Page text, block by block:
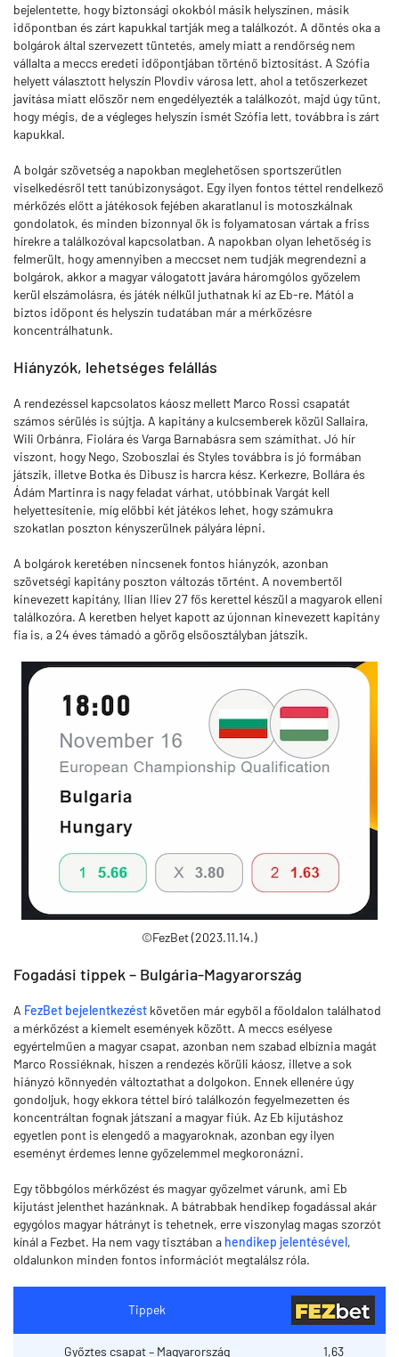
bejelentette, hogy biztonsági okokból másik helyszínen, másik
időpontban és zárt kapukkal tartják meg a találkozót. A döntés oka a
bolgárok által szervezett tüntetés, amely miatt a rendőrség nem
vállalta a meccs eredeti időpontjában történő biztosítást. A Szófia
helyett választott helyszín Plovdiv városa lett, ahol a tetőszerkezet
javítása miatt először nem engedélyezték a találkozót, majd úgy tűnt,
hogy mégis, de a végleges helyszín ismét Szófia lett, továbbra is zárt
kapukkal.
A bolgár szövetség a napokban meglehetősen sportszerűtlen
viselkedésről tett tanúbizonyságot. Egy ilyen fontos téttel rendelkező
mérkőzés előtt a játékosok fejében akaratlanul is motoszkálnak
gondolatok, és minden bizonnyal ők is folyamatosan vártak a friss
hírekre a találkozóval kapcsolatban. A napokban olyan lehetőség is
felmerült, hogy amennyiben a meccset nem tudják megrendezni a
bolgárok, akkor a magyar válogatott javára háromgólos győzelem
kerül elszámolásra, és játék nélkül juthatnak ki az Eb-re. Mától a
biztos időpont és helyszín tudatában már a mérkőzésre
koncentrálhatunk.
Hiányzók, lehetséges felállás
A rendezéssel kapcsolatos káosz mellett Marco Rossi csapatát
számos sérülés is sújtja. A kapitány a kulcsemberek közül Sallaira,
Wili Orbánra, Fiolára és Varga Barnabásra sem számíthat. Jó hír
viszont, hogy Nego, Szoboszlai és Styles továbbra is jó formában
játszik, illetve Botka és Dibusz is harcra kész. Kerkezre, Bollára és
Ádám Martinra is nagy feladat várhat, utóbbinak Vargát kell
helyettesítenie, míg előbbi két játékos lehet, hogy számukra
szokatlan poszton kényszerülnek pályára lépni.
A bolgárok keretében nincsenek fontos hiányzók, azonban
szövetségi kapitány poszton változás történt. A novembertől
kinevezett kapitány, Ilian Iliev 27 fős kerettel készül a magyarok elleni
találkozóra. A keretben helyet kapott az újonnan kinevezett kapitány
fia is, a 24 éves támadó a görög elsőosztályban játszik.
©FezBet (2023.11.14.)
Fogadási tippek – Bulgária-Magyarország
A FezBet bejelentkezést követően már egyből a főoldalon találhatod
a mérkőzést a kiemelt események között. A meccs esélyese
egyértelműen a magyar csapat, azonban nem szabad elbíznia magát
Marco Rossiéknak, hiszen a rendezés körüli káosz, illetve a sok
hiányzó könnyedén változtathat a dolgokon. Ennek ellenére úgy
gondoljuk, hogy ekkora téttel bíró találkozón fegyelmezetten és
koncentráltan fognak játszani a magyar fiúk. Az Eb kijutáshoz
egyetlen pont is elengedő a magyaroknak, azonban egy ilyen
eseményt érdemes lenne győzelemmel megkoronázni.
Egy többgólos mérkőzést és magyar győzelmet várunk, ami Eb
kijutást jelenthet hazánknak. A bátrabbak hendikep fogadással akár
egygólos magyar hátrányt is tehetnek, erre viszonylag magas szorzót
kínál a Fezbet. Ha nem vagy tisztában a hendikep jelentésével,
oldalunkon minden fontos információt megtalálsz róla.
Tippek
Győztes csapat – Magyarország 1,63